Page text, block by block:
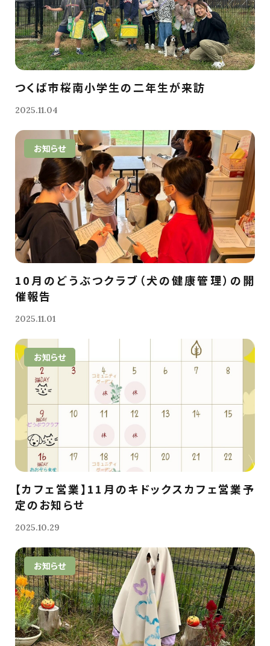
つくば市桜南小学生の二年生が来訪
2025.11.04
お知らせ
10月のどうぶつクラブ（犬の健康管理）の開
催報告
2025.11.01
お知らせ
【カフェ営業】11月のキドックスカフェ営業予
定のお知らせ
2025.10.29
お知らせ